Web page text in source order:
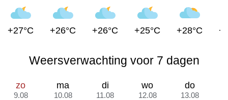
+27°C +26°C +26°C +25°C +28°C
Weersverwachting voor 7 dagen
zo
9.08
ma
10.08
di
11.08
wo
12.08
do
13.08